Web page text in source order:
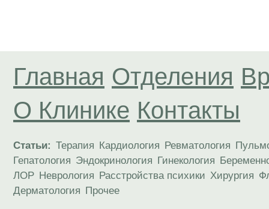
Главная Отделения
О Клинике Контакты
Статьи: Терапия Кардиология Ревматология
Гепатология Эндокринология Гинекология
ЛОР Неврология Расстройства психики Хирургия
Дерматология Прочее